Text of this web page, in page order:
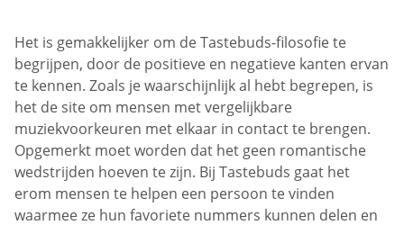
Het is gemakkelijker om de Tastebuds-filosofie te
begrijpen, door de positieve en negatieve kanten ervan
te kennen. Zoals je waarschijnlijk al hebt begrepen, is
het de site om mensen met vergelijkbare
muziekvoorkeuren met elkaar in contact te brengen.
Opgemerkt moet worden dat het geen romantische
wedstrijden hoeven te zijn. Bij Tastebuds gaat het
erom mensen te helpen een persoon te vinden
waarmee ze hun favoriete nummers kunnen delen en